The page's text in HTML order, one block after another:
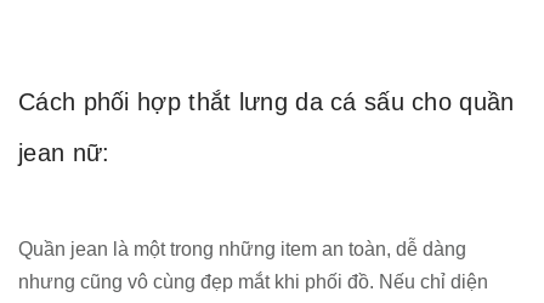
Cách phối hợp thắt lưng da cá sấu cho quần
jean nữ:
Quần jean là một trong những item an toàn, dễ dàng
nhưng cũng vô cùng đẹp mắt khi phối đồ. Nếu chỉ diện